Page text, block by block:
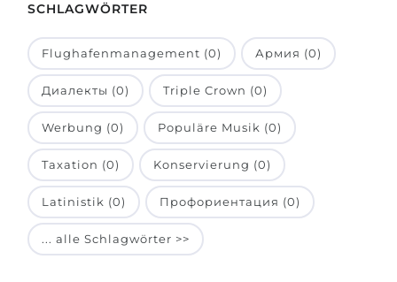
Holland-Test
Interessenkarte-Test
RIASEC-Test
Erfolgzu
100%
Unsere Studierenden werden
BERATUNG!
BEWERBEN AUS …
Russland
Ukraine
Kasachstan
Aserbaidschan
Armenien
Belarus
Anderes Land
SCHLAGWÖRTER
Flughafenmanagement (0) Армия (0)
Диалекты (0) Triple Crown (0)
Werbung (0) Populäre Musik (0)
Taxation (0) Konservierung (0)
Latinistik (0) Профориентация (0)
... alle Schlagwörter >>